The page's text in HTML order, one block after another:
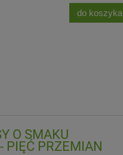
do koszyka
O SMAKU
PIĘĆ PRZEMIAN